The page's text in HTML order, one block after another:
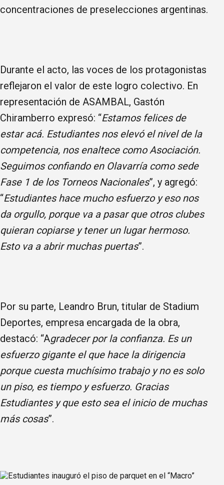
concentraciones de preselecciones argentinas.
Durante el acto, las voces de los protagonistas
reflejaron el valor de este logro colectivo. En
representación de ASAMBAL, Gastón
Chiramberro expresó: “Estamos felices de
estar acá. Estudiantes nos elevó el nivel de la
competencia, nos enaltece como Asociación.
Seguimos confiando en Olavarría como sede
Fase 1 de los Torneos Nacionales”, y agregó:
“Estudiantes hace mucho esfuerzo y eso nos
da orgullo, porque va a pasar que otros clubes
quieran copiarse y tener un lugar hermoso.
Esto va a abrir muchas puertas”.
Por su parte, Leandro Brun, titular de Stadium
Deportes, empresa encargada de la obra,
destacó: “Agradecer por la confianza. Es un
esfuerzo gigante el que hace la dirigencia
porque cuesta muchísimo trabajo y no es solo
un piso, es tiempo y esfuerzo. Gracias
Estudiantes y que esto sea el inicio de muchas
más cosas”.